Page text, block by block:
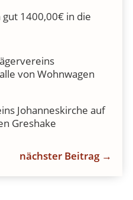
1400,00€ in die
nächster Beitrag→